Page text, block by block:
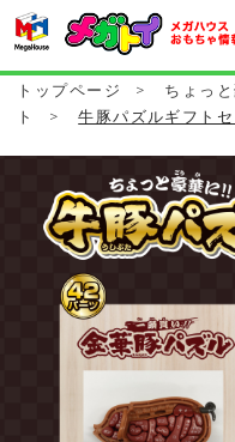
トップページ >
ちょっ
ト
> 牛豚パズルギフト